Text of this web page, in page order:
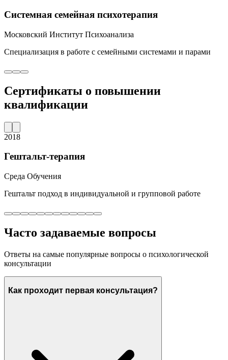
Системная семейная психотерапия
Московский Институт Психоанализа
Специализация в работе с семейными системами и парами
Сертификаты о повышении
квалификации
2018
Гештальт-терапия
Среда Обучения
Гештальт подход в индивидуальной и групповой работе
Часто задаваемые вопросы
Ответы на самые популярные вопросы о психологической
консультации
Как проходит первая консультация?